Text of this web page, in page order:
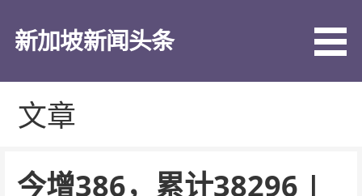
新加坡新闻头条
文章
今增386，累计38296 |